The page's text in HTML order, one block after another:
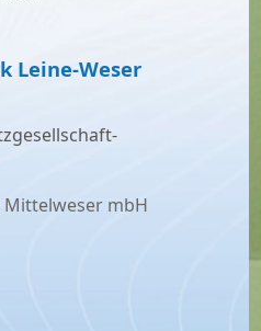
Leine-Weser
mbH